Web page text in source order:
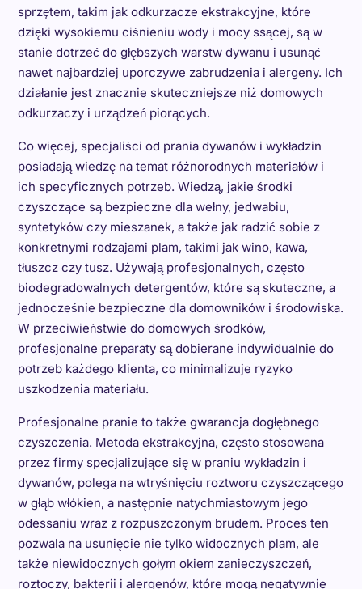
sprzętem, takim jak odkurzacze ekstrakcyjne, które
dzięki wysokiemu ciśnieniu wody i mocy ssącej, są w
stanie dotrzeć do głębszych warstw dywanu i usunąć
nawet najbardziej uporczywe zabrudzenia i alergeny. Ich
działanie jest znacznie skuteczniejsze niż domowych
odkurzaczy i urządzeń piorących.
Co więcej, specjaliści od prania dywanów i wykładzin
posiadają wiedzę na temat różnorodnych materiałów i
ich specyficznych potrzeb. Wiedzą, jakie środki
czyszczące są bezpieczne dla wełny, jedwabiu,
syntetyków czy mieszanek, a także jak radzić sobie z
konkretnymi rodzajami plam, takimi jak wino, kawa,
tłuszcz czy tusz. Używają profesjonalnych, często
biodegradowalnych detergentów, które są skuteczne, a
jednocześnie bezpieczne dla domowników i środowiska.
W przeciwieństwie do domowych środków,
profesjonalne preparaty są dobierane indywidualnie do
potrzeb każdego klienta, co minimalizuje ryzyko
uszkodzenia materiału.
Profesjonalne pranie to także gwarancja dogłębnego
czyszczenia. Metoda ekstrakcyjna, często stosowana
przez firmy specjalizujące się w praniu wykładzin i
dywanów, polega na wtryśnięciu roztworu czyszczącego
w głąb włókien, a następnie natychmiastowym jego
odessaniu wraz z rozpuszczonym brudem. Proces ten
pozwala na usunięcie nie tylko widocznych plam, ale
także niewidocznych gołym okiem zanieczyszczeń,
roztoczy, bakterii i alergenów, które mogą negatywnie